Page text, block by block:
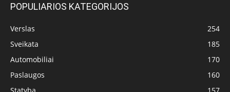
POPULIARIOS KATEGORIJOS
Verslas
254
Sveikata
185
Automobiliai
170
Paslaugos
160